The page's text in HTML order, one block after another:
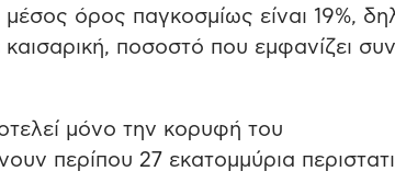
μέσος όρος παγκοσμίως είναι 19%,
ποσοστό που εμφανίζει
μόνο την κορυφή του
περίπου 27 εκατομμύρια